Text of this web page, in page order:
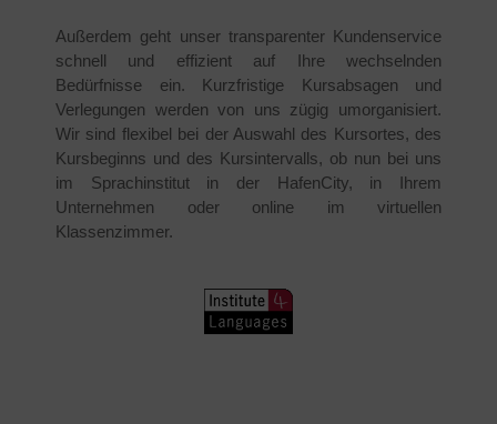
Außerdem geht unser transparenter Kundenservice
schnell und effizient auf Ihre wechselnden
Bedürfnisse ein. Kurzfristige Kursabsagen und
Verlegungen werden von uns zügig umorganisiert.
Wir sind flexibel bei der Auswahl des Kursortes, des
Kursbeginns und des Kursintervalls, ob nun bei uns
im Sprachinstitut in der HafenCity, in Ihrem
Unternehmen oder online im virtuellen
Klassenzimmer.